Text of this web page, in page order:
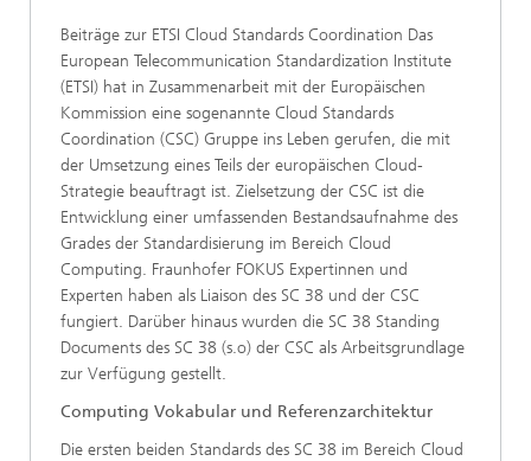
Beiträge zur ETSI Cloud Standards Coordination Das
European Telecommunication Standardization Institute
(ETSI) hat in Zusammenarbeit mit der Europäischen
Kommission eine sogenannte Cloud Standards
Coordination (CSC) Gruppe ins Leben gerufen, die mit
der Umsetzung eines Teils der europäischen Cloud-
Strategie beauftragt ist. Zielsetzung der CSC ist die
Entwicklung einer umfassenden Bestandsaufnahme des
Grades der Standardisierung im Bereich Cloud
Computing. Fraunhofer FOKUS Expertinnen und
Experten haben als Liaison des SC 38 und der CSC
fungiert. Darüber hinaus wurden die SC 38 Standing
Documents des SC 38 (s.o) der CSC als Arbeitsgrundlage
zur Verfügung gestellt.
Computing Vokabular und Referenzarchitektur
Die ersten beiden Standards des SC 38 im Bereich Cloud